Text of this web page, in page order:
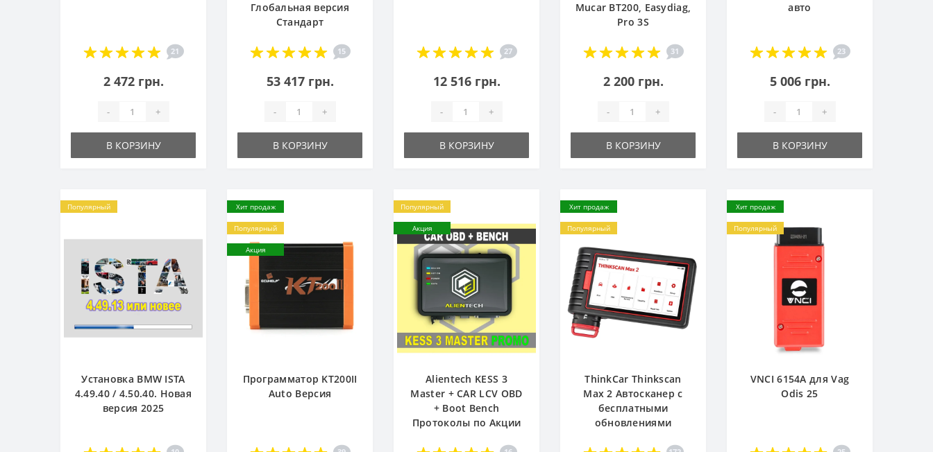
21
2 472 грн.
- +
В КОРЗИНУ
Глобальная версия
Стандарт
15
53 417 грн.
- +
В КОРЗИНУ
27
12 516 грн.
- +
В КОРЗИНУ
Mucar BT200, Easydiag,
Pro 3S
31
2 200 грн.
- +
В КОРЗИНУ
авто
23
5 006 грн.
- +
В КОРЗИНУ
Популярный
Установка BMW ISTA
4.49.40 / 4.50.40. Новая
версия 2025
Хит продаж
Популярный
Акция
Программатор KT200II
Auto Версия
Популярный
Акция
Alientech KESS 3
Master + CAR LCV OBD
+ Boot Bench
Протоколы по Акции
Хит продаж
Популярный
ThinkCar Thinkscan
Max 2 Автосканер с
бесплатными
обновлениями
Хит продаж
Популярный
VNCI 6154A для Vag
Odis 25